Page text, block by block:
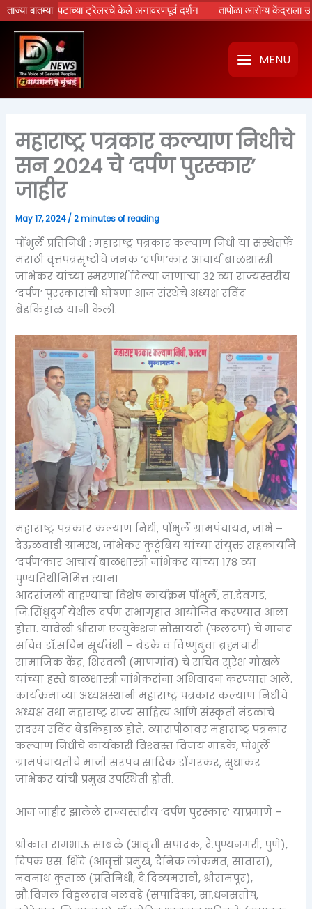
ताज्या बातम्या
चित्रपटाच्या ट्रेलरचे केले अनावरणपूर्व दर्शन तापोळा आरोग्य केंद्राला
Skip
to
content
MENU
महाराष्ट्र पत्रकार कल्याण निधीचे
सन 2024 चे ‘दर्पण पुरस्कार’
जाहीर
May 17, 2024/2 minutes of reading
पोंभुर्ले प्रतिनिधी : महाराष्ट्र पत्रकार कल्याण निधी या संस्थेतर्फे
मराठी वृत्तपत्रसृष्टीचे जनक ‘दर्पण’कार आचार्य बाळशास्त्री
जांभेकर यांच्या स्मरणार्थ दिल्या जाणार्‍या 32 व्या राज्यस्तरीय
‘दर्पण’ पुरस्कारांची घोषणा आज संस्थेचे अध्यक्ष रविंद्र
बेडकिहाळ यांनी केली.
महाराष्ट्र पत्रकार कल्याण निधी, पोंभुर्ले ग्रामपंचायत, जांभे –
देऊळवाडी ग्रामस्थ, जांभेकर कुटूंबिय यांच्या संयुक्त सहकार्याने
‘दर्पण’कार आचार्य बाळशास्त्री जांभेकर यांच्या 178 व्या
पुण्यतिथीनिमित्त त्यांना
आदरांजली वाहण्याचा विशेष कार्यक्रम पोंभुर्ले, ता.देवगड,
जि.सिंधुदुर्ग येथील दर्पण सभागृहात आयोजित करण्यात आला
होता. यावेळी श्रीराम एज्युकेशन सोसायटी (फलटण) चे मानद
सचिव डॉ.सचिन सूर्यवंशी – बेडके व विष्णुबुवा ब्रह्मचारी
सामाजिक केंद्र, शिरवली (माणगांव) चे सचिव सुरेश गोखले
यांच्या हस्ते बाळशास्त्री जांभेकरांना अभिवादन करण्यात आले.
कार्यक्रमाच्या अध्यक्षस्थानी महाराष्ट्र पत्रकार कल्याण निधीचे
अध्यक्ष तथा महाराष्ट्र राज्य साहित्य आणि संस्कृती मंडळाचे
सदस्य रविंद्र बेडकिहाळ होते. व्यासपीठावर महाराष्ट्र पत्रकार
कल्याण निधीचे कार्यकारी विश्‍वस्त विजय मांडके, पोंभुर्ले
ग्रामपंचायतीचे माजी सरपंच सादिक डोंगरकर, सुधाकर
जांभेकर यांची प्रमुख उपस्थिती होती.
आज जाहीर झालेले राज्यस्तरीय ‘दर्पण पुरस्कार’ याप्रमाणे –
श्रीकांत रामभाऊ साबळे (आवृत्ती संपादक, दै.पुण्यनगरी, पुणे),
दिपक एस. शिंदे (आवृत्ती प्रमुख, दैनिक लोकमत, सातारा),
नवनाथ कुताळ (प्रतिनिधी, दै.दिव्यमराठी, श्रीरामपूर),
सौ.विमल विठ्ठलराव नलवडे (संपादिका, सा.धनसंतोष,